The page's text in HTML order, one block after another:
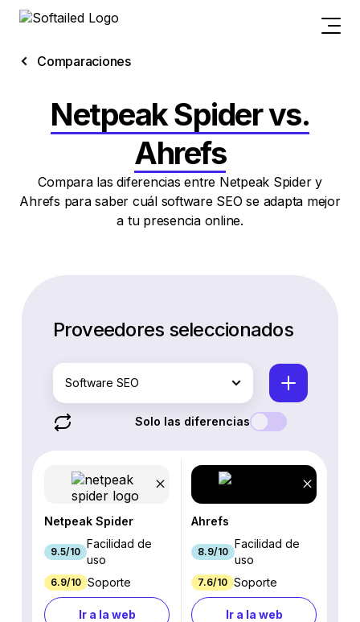
Comparaciones
Netpeak Spider vs.
Ahrefs
Compara las diferencias entre Netpeak Spider y
Ahrefs para saber cuál software SEO se adapta mejor
a tu presencia online.
Proveedores seleccionados
Software SEO
Solo las diferencias
Netpeak Spider
9.5/10
Facilidad de
uso
6.9/10 Soporte
Ir a la web
Ahrefs
8.9/10
Facilidad de
uso
7.6/10 Soporte
Ir a la web